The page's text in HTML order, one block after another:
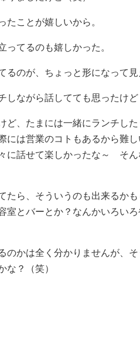
たことが嬉しいから。
ってるのも嬉しかった。
のが、ちょっと形になって見
しながら話してても思ったけど
、たまには一緒にランチし
には営業のコトもあるから難
に話せて楽しかったな～ そん
たら、そういうのも出来るか
室とバーとか？なんかいろい
かは全く分かりませんが、そ
な？（笑）